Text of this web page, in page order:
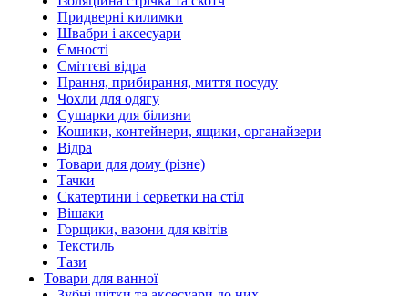
Придверні килимки
Швабри і аксесуари
Ємності
Сміттєві відра
Прання, прибирання, миття посуду
Чохли для одягу
Сушарки для білизни
Кошики, контейнери, ящики, органайзери
Відра
Товари для дому (різне)
Тачки
Скатертини і серветки на стіл
Вішаки
Горщики, вазони для квітів
Текстиль
Тази
Товари для ванної